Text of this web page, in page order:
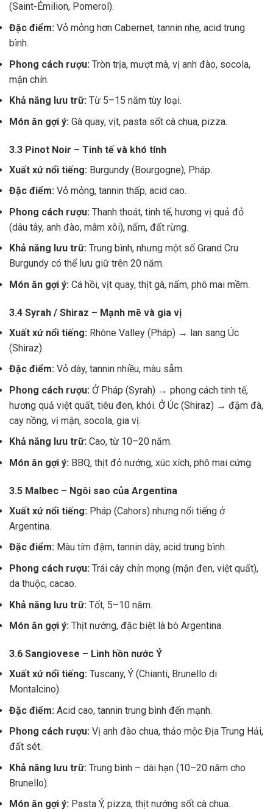
(Saint-Émilion, Pomerol).
Đặc điểm: Vỏ mỏng hơn Cabernet, tannin nhẹ, acid trung
bình.
Phong cách rượu: Tròn trịa, mượt mà, vị anh đào, socola,
mận chín.
Khả năng lưu trữ: Từ 5–15 năm tùy loại.
Món ăn gợi ý: Gà quay, vịt, pasta sốt cà chua, pizza.
3.3 Pinot Noir – Tinh tế và khó tính
Xuất xứ nổi tiếng: Burgundy (Bourgogne), Pháp.
Đặc điểm: Vỏ mỏng, tannin thấp, acid cao.
Phong cách rượu: Thanh thoát, tinh tế, hương vị quả đỏ
(dâu tây, anh đào, mâm xôi), nấm, đất rừng.
Khả năng lưu trữ: Trung bình, nhưng một số Grand Cru
Burgundy có thể lưu giữ trên 20 năm.
Món ăn gợi ý: Cá hồi, vịt quay, thịt gà, nấm, phô mai mềm.
3.4 Syrah / Shiraz – Mạnh mẽ và gia vị
Xuất xứ nổi tiếng: Rhône Valley (Pháp) → lan sang Úc
(Shiraz).
Đặc điểm: Vỏ dày, tannin nhiều, màu sẫm.
Phong cách rượu: Ở Pháp (Syrah) → phong cách tinh tế,
hương quả việt quất, tiêu đen, khói. Ở Úc (Shiraz) → đậm đà,
cay nồng, vị mận, socola, gia vị.
Khả năng lưu trữ: Cao, từ 10–20 năm.
Món ăn gợi ý: BBQ, thịt đỏ nướng, xúc xích, phô mai cứng.
3.5 Malbec – Ngôi sao của Argentina
Xuất xứ nổi tiếng: Pháp (Cahors) nhưng nổi tiếng ở
Argentina.
Đặc điểm: Màu tím đậm, tannin dày, acid trung bình.
Phong cách rượu: Trái cây chín mọng (mận đen, việt quất),
da thuộc, cacao.
Khả năng lưu trữ: Tốt, 5–10 năm.
Món ăn gợi ý: Thịt nướng, đặc biệt là bò Argentina.
3.6 Sangiovese – Linh hồn nước Ý
Xuất xứ nổi tiếng: Tuscany, Ý (Chianti, Brunello di
Montalcino).
Đặc điểm: Acid cao, tannin trung bình đến mạnh.
Phong cách rượu: Vị anh đào chua, thảo mộc Địa Trung Hải,
đất sét.
Khả năng lưu trữ: Trung bình – dài hạn (10–20 năm cho
Brunello).
Món ăn gợi ý: Pasta Ý, pizza, thịt nướng sốt cà chua.